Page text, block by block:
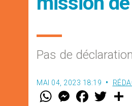
Pas de
MAI 04, 2023 18:19
W M
e
F
a w